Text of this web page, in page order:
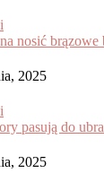
nosić
2025
pasują do
2025